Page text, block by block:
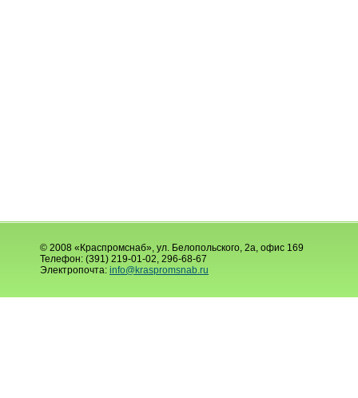
© 2008 «Краспромснаб», ул. Белопольского, 2а, офис 169
Телефон: (391) 219-01-02, 296-68-67
Электропочта: info@kraspromsnab.ru